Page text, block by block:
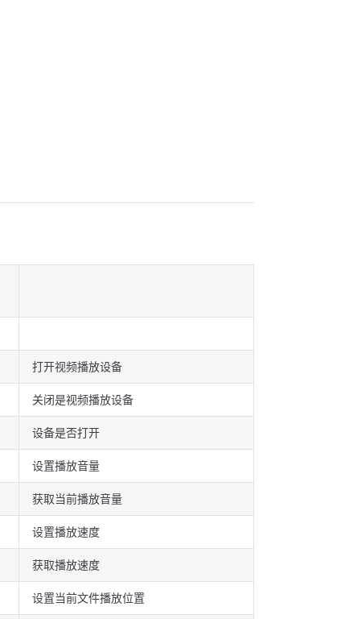
打开视频播放设备
关闭是视频播放设备
设备是否打开
设置播放音量
获取当前播放音量
设置播放速度
获取播放速度
设置当前文件播放位置